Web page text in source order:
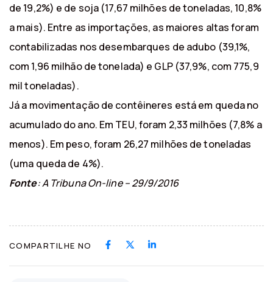
de 19,2%) e de soja (17,67 milhões de toneladas, 10,8%
a mais). Entre as importações, as maiores altas foram
contabilizadas nos desembarques de adubo (39,1%,
com 1,96 milhão de tonelada) e GLP (37,9%, com 775,9
mil toneladas).
Já a movimentação de contêineres está em queda no
acumulado do ano. Em TEU, foram 2,33 milhões (7,8% a
menos). Em peso, foram 26,27 milhões de toneladas
(uma queda de 4%).
Fonte: A Tribuna On-line – 29/9/2016
COMPARTILHE NO